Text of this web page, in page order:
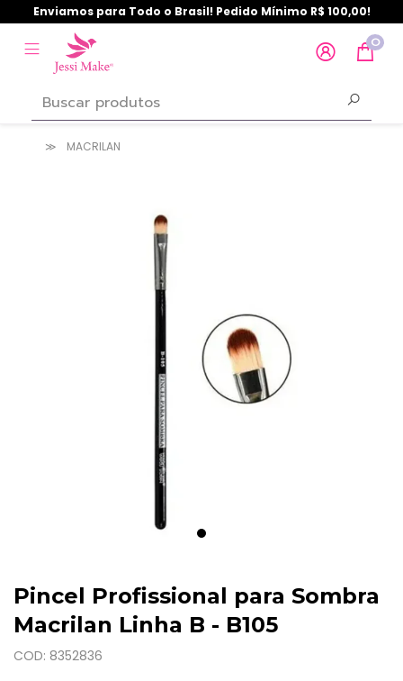
Enviamos para Todo o Brasil! Pedido Mínimo R$ 100,00!
0
MACRILAN
Pincel Profissional para Sombra
Macrilan Linha B - B105
COD: 8352836